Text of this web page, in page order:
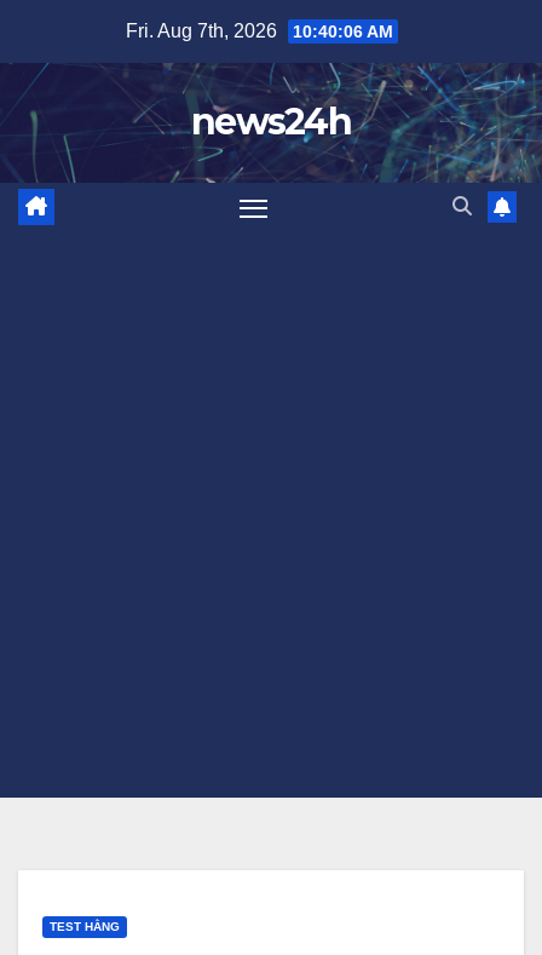
content
Fri. Aug 7th, 2026 10:40:09 AM
news24h
TEST HẰNG